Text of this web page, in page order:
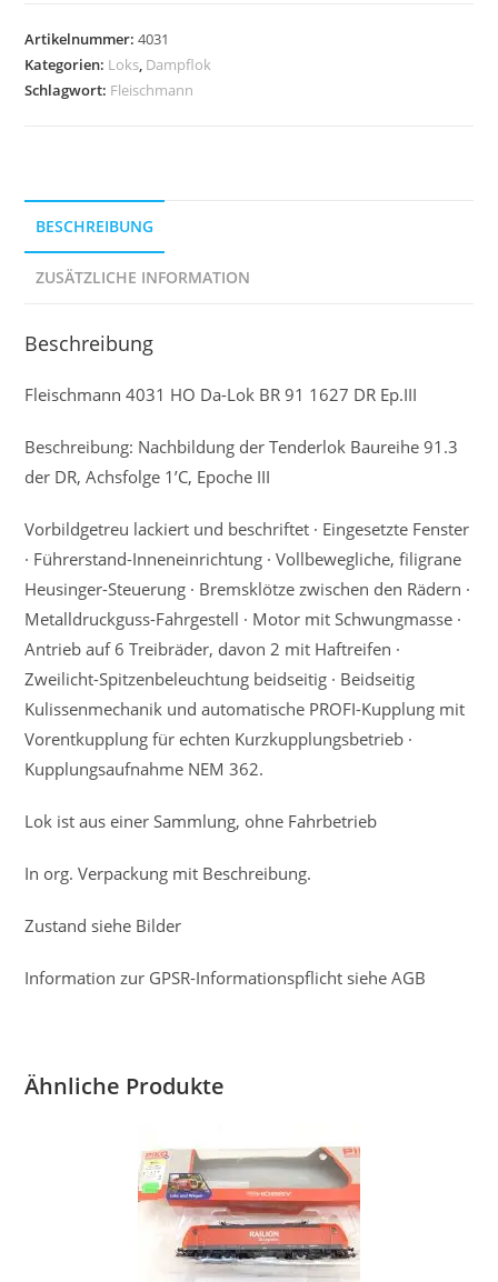
Artikelnummer:4031
Kategorien: Loks, Dampflok
Schlagwort: Fleischmann
BESCHREIBUNG
ZUSÄTZLICHE INFORMATION
Beschreibung
Fleischmann 4031 HO Da-Lok BR 91 1627 DR Ep.III
Beschreibung: Nachbildung der Tenderlok Baureihe 91.3
der DR, Achsfolge 1’C, Epoche III
Vorbildgetreu lackiert und beschriftet · Eingesetzte Fenster
· Führerstand-Inneneinrichtung · Vollbewegliche, filigrane
Heusinger-Steuerung · Bremsklötze zwischen den Rädern ·
Metalldruckguss-Fahrgestell · Motor mit Schwungmasse ·
Antrieb auf 6 Treibräder, davon 2 mit Haftreifen ·
Zweilicht-Spitzenbeleuchtung beidseitig · Beidseitig
Kulissenmechanik und automatische PROFI-Kupplung mit
Vorentkupplung für echten Kurzkupplungsbetrieb ·
Kupplungsaufnahme NEM 362.
Lok ist aus einer Sammlung, ohne Fahrbetrieb
In org. Verpackung mit Beschreibung.
Zustand siehe Bilder
Information zur GPSR-Informationspflicht siehe AGB
Ähnliche Produkte